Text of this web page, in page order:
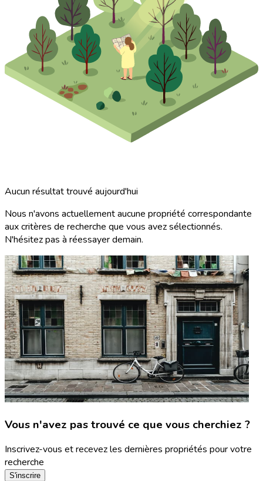
Aucun résultat trouvé aujourd'hui
Nous n'avons actuellement aucune propriété correspondante
aux critères de recherche que vous avez sélectionnés.
N'hésitez pas à réessayer demain.
Vous n'avez pas trouvé ce que vous cherchiez ?
Inscrivez-vous et recevez les dernières propriétés pour votre
recherche
S'inscrire